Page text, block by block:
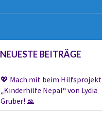
NEUESTE BEITRÄGE
💖 Mach mit beim Hilfsprojekt
„Kinderhilfe Nepal“ von Lydia
Gruber! 🙏